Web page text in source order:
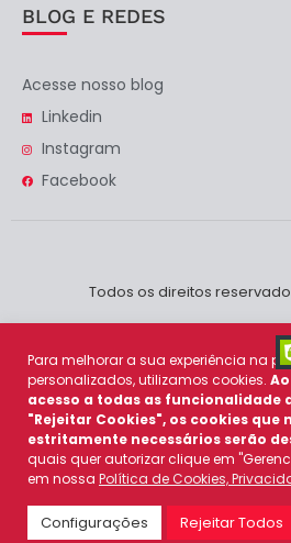
BLOG E REDES
Acesse nosso blog
Linkedin
Instagram
Facebook
Todos os direitos
Para melhorar a sua experiência na
personalizados, utilizamos cookies.
acesso a todas as funcionalidade
"Rejeitar Cookies", os cookies que
estritamente necessários serão
quais quer autorizar clique em
em nossa Política de Cookies,
Configurações Rejeitar Todos